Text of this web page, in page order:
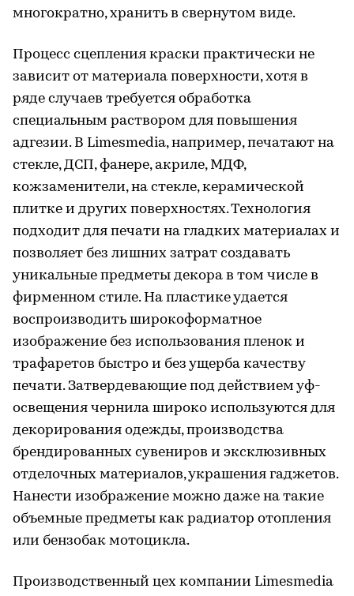
многократно, хранить в свернутом виде.
Процесс сцепления краски практически не
зависит от материала поверхности, хотя в
ряде случаев требуется обработка
специальным раствором для повышения
адгезии. В Limesmedia, например, печатают на
стекле, ДСП, фанере, акриле, МДФ,
кожзаменители, на стекле, керамической
плитке и других поверхностях. Технология
подходит для печати на гладких материалах и
позволяет без лишних затрат создавать
уникальные предметы декора в том числе в
фирменном стиле. На пластике удается
воспроизводить широкоформатное
изображение без использования пленок и
трафаретов быстро и без ущерба качеству
печати. Затвердевающие под действием уф-
освещения чернила широко используются для
декорирования одежды, производства
брендированных сувениров и эксклюзивных
отделочных материалов, украшения гаджетов.
Нанести изображение можно даже на такие
объемные предметы как радиатор отопления
или бензобак мотоцикла.
Производственный цех компании Limesmedia